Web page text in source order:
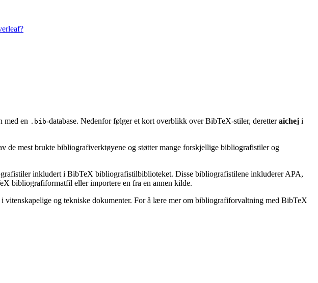
med en .bib-database. Nedenfor følger et kort overblikk over BibTeX-stiler, deretteraichej i
mest brukte bibliografiverktøyene og støtter mange forskjellige bibliografistiler og
inkludert i BibTeX bibliografistilbiblioteket. Disse bibliografistilene inkluderer APA,
bibliografiformatfil eller importere en fra en annen kilde.
og tekniske dokumenter. For å lære mer om bibliografiforvaltning med BibTeX